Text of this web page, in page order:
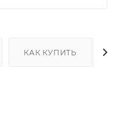
КАК КУПИТЬ